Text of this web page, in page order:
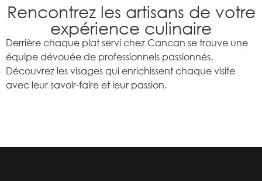
Rencontrez les artisans de votre
expérience culinaire
Derrière chaque plat servi chez Cancan se trouve une
équipe dévouée de professionnels passionnés.
Découvrez les visages qui enrichissent chaque visite
avec leur savoir-faire et leur passion.